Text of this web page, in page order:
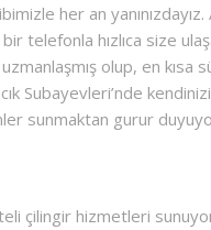
her an yanınızdayız.
telefonla hızlıca size
olup, en kısa
Subayevleri’nde
sunmaktan gurur
çilingir hizmetleri